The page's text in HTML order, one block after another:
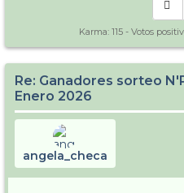
Karma: 115 - Votos
Re: Ganadores sorteo
Enero 2026
angela_checa